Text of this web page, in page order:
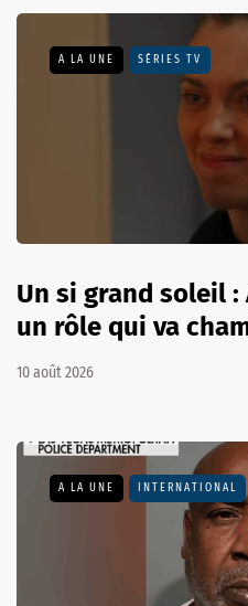
A LA UNE SÉRIES TV
Un si grand soleil :
un rôle qui va
10 août 2026
A LA UNE INTERNATIONAL